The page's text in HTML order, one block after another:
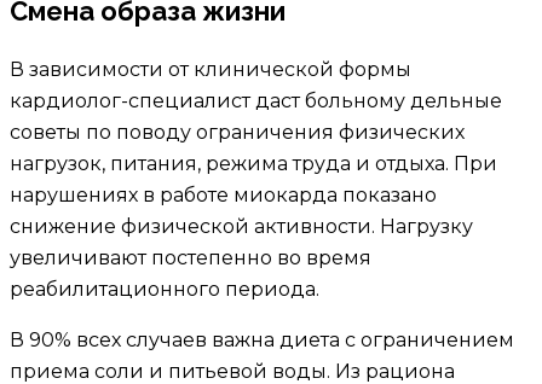
Смена образа жизни
В зависимости от клинической формы
кардиолог-специалист даст больному дельные
советы по поводу ограничения физических
нагрузок, питания, режима труда и отдыха. При
нарушениях в работе миокарда показано
снижение физической активности. Нагрузку
увеличивают постепенно во время
реабилитационного периода.
В 90% всех случаев важна диета с ограничением
приема соли и питьевой воды. Из рациона